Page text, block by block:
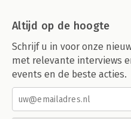
Altijd op de hoogte
Schrijf u in voor onze
met relevante interviews
events en de beste acties.